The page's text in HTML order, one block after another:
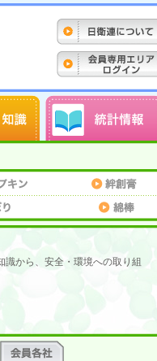
識から、安全・環境への取り組